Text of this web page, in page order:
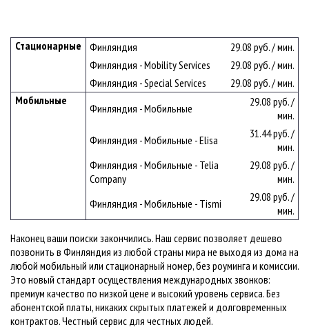
Стационарные Финляндия
29.08 руб. / мин.
Финляндия - Mobility Services
29.08 руб. / мин.
Финляндия - Special Services
29.08 руб. / мин.
Мобильные
Финляндия - Мобильные
29.08 руб. /
мин.
Финляндия - Мобильные - Elisa
31.44 руб. /
мин.
Финляндия - Мобильные - Telia
Company
29.08 руб. /
мин.
Финляндия - Мобильные - Tismi
29.08 руб. /
мин.
Наконец ваши поиски закончились. Наш сервис позволяет дешево
позвонить в Финляндия из любой страны мира не выходя из дома на
любой мобильный или стационарный номер, без роуминга и комиссии.
Это новый стандарт осуществления международных звонков:
премиум качество по низкой цене и высокий уровень сервиса. Без
абонентской платы, никаких скрытых платежей и долговременных
контрактов. Честный сервис для честных людей.